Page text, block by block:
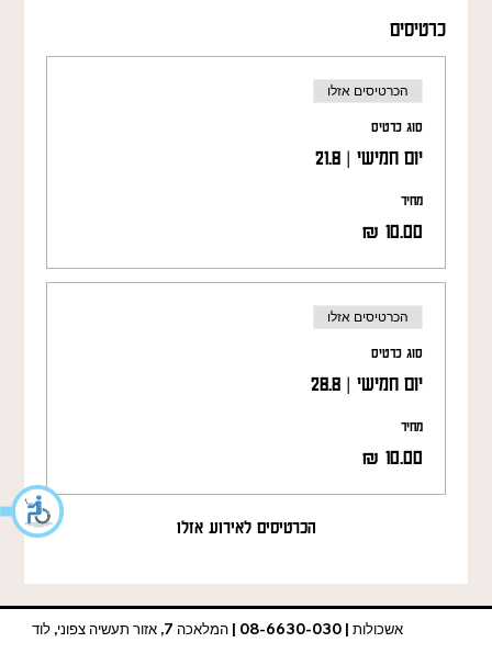
כרטיסים
הכרטיסים אזלו
סוג כרטיס
יום חמישי | 21.8
מחיר
הכרטיסים אזלו
סוג כרטיס
יום חמישי | 28.8
מחיר
הכרטיסים לאירוע אזלו
אשכולות | 08-6630-030 | המלאכה 7, אזור תעשיה צפוני, לוד